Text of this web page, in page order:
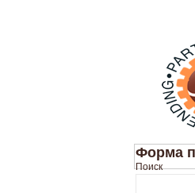
Форма
Поиск